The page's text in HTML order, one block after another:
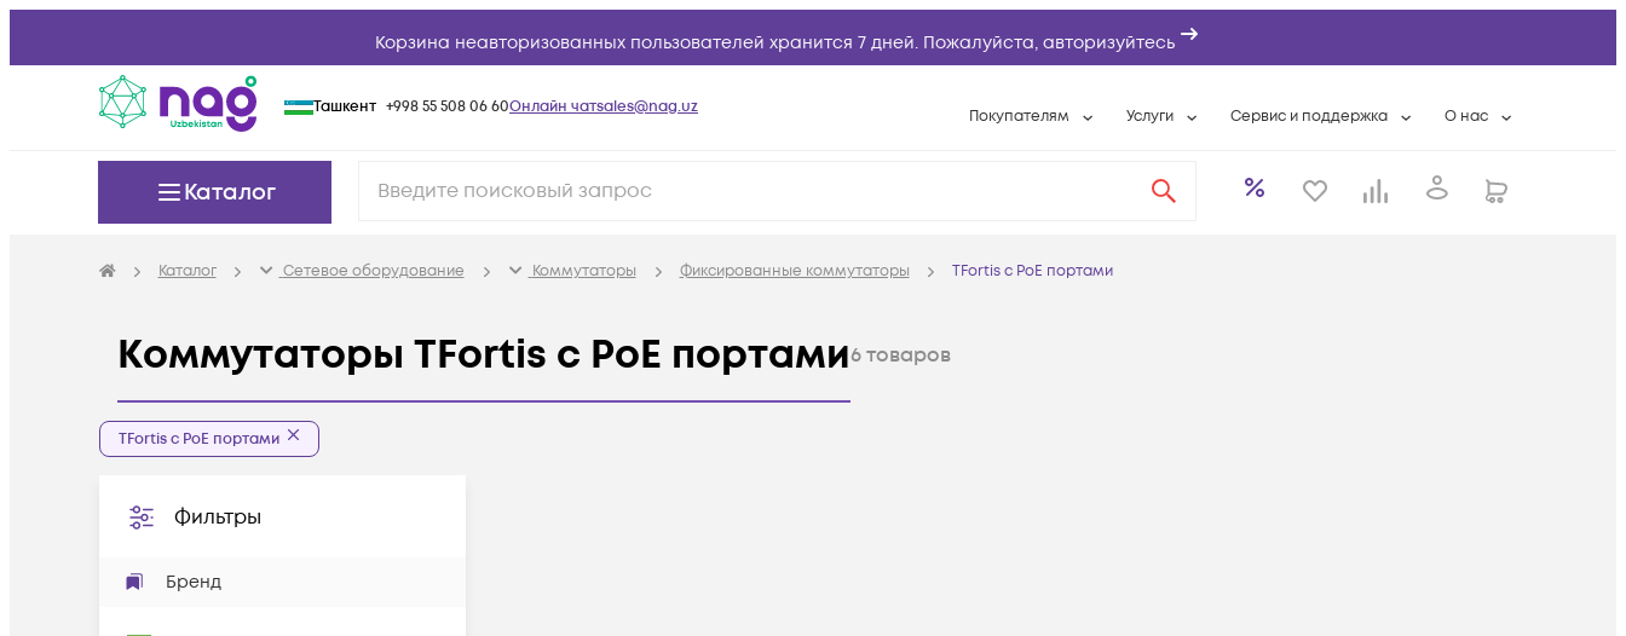
Корзина неавторизованных пользователей хранится 7 дней. Пожалуйста, авторизуйтесь
Ташкент +998 55 508 06 60Онлайн чатsales@nag.uz Покупателям
Вопросы и ответы
Услуги
Расширенная гарантия
Сервис и поддержка
Разовые выездные работы
О нас
Контактная
Каталог
Каталог Сетевое оборудование Коммутаторы Фиксированные коммутаторы TFortis с PoE портами
Коммутаторы TFortis с PoE портами6товаров
Фильтры
Бренд
TFortis с PoE портами